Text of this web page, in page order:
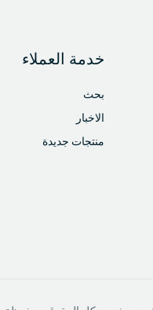
خدمة العملاء
بحث
الاخبار
منتجات جديدة